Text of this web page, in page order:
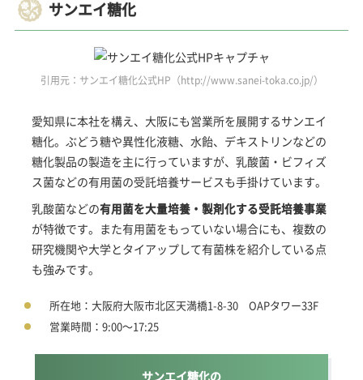
サンエイ糖化
引用元：サンエイ糖化公式HP（http://www.sanei-toka.co.jp/）
愛知県に本社を構え、大阪にも営業所を展開するサンエイ
糖化。ぶどう糖や異性化液糖、水飴、デキストリンなどの
糖化製品の製造を主に行っていますが、乳酸菌・ビフィズ
ス菌などの有用菌の受託培養サービスも手掛けています。
乳酸菌などの有用菌を大量培養・製剤化する受託培養事業
が特徴です。また有用菌をもっていない場合にも、複数の
研究機関や大学とタイアップして有菌株を紹介している点
も強みです。
所在地：大阪府大阪市北区天満橋1-8-30 OAPタワー33F
営業時間：9:00～17:25
サンエイ糖化の